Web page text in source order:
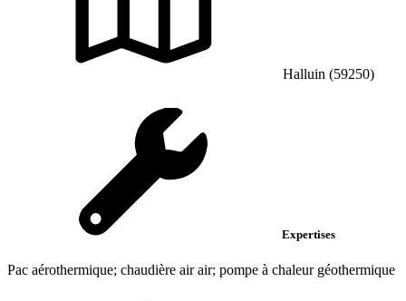
Halluin (59250)
Expertises
Pac aérothermique; chaudière air air; pompe à chaleur géothermique